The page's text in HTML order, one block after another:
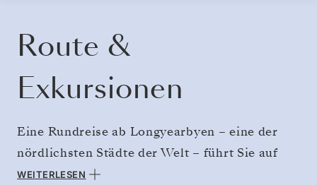
Route &
Exkursionen
Eine Rundreise ab Longyearbyen – eine der
nördlichsten Städte der Welt – führt Sie auf
dem Höhepunkt des arktischen Sommers tief
WEITERLESEN